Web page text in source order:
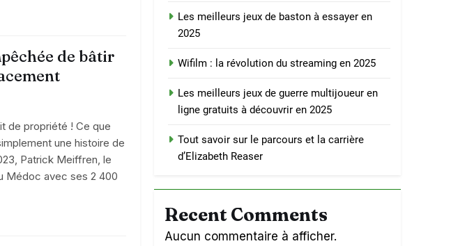
de bâtir
de propriété ! Ce que
une histoire de
Patrick Meiffren, le
Médoc avec ses 2 400
Les meilleurs jeux de baston à essayer en
2025
Wifilm : la révolution du streaming en 2025
Les meilleurs jeux de guerre multijoueur en
ligne gratuits à découvrir en 2025
Tout savoir sur le parcours et la carrière
d’Elizabeth Reaser
Recent Comments
Aucun commentaire à afficher.